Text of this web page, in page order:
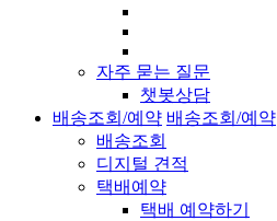
자주 묻는 질문
챗봇상담
배송조회/예약 배송조회/예약
배송조회
디지털 견적
택배예약
택배 예약하기